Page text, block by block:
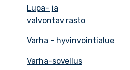
Lupa- ja
valvontavirasto
Varha - hyvinvointialue
Varha-sovellus